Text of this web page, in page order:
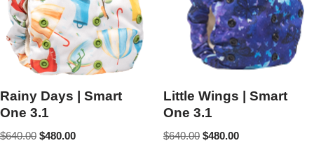
Rainy Days | Smart
One 3.1
$640.00 $480.00
Little Wings | Smart
One 3.1
$640.00 $480.00